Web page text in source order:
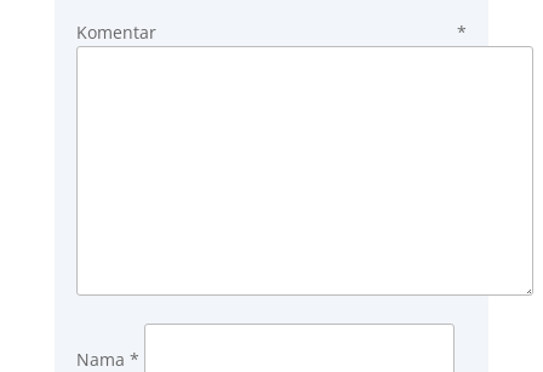
Komentar*
Nama *